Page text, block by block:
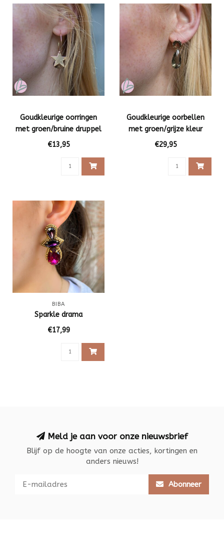
Goudkleurige oorringen
met groen/bruine druppel
en ster
€13,95
Goudkleurige oorbellen
met groen/grijze kleur
€29,95
BIBA
Sparkle drama
€17,99
Meld je aan voor onze nieuwsbrief
Blijf op de hoogte van onze acties, kortingen en
anders nieuws!
Abonneer